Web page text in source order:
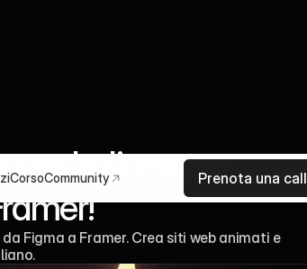
Italiano per
Figma a Framer. Crea siti web animati e
CorsoCommunity Prenota una call